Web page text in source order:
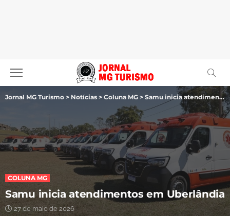
Jornal MG Turismo > Notícias > Coluna MG > Samu inicia atendimentos em Uberlândia
COLUNA MG
Samu inicia atendimentos em Uberlândia
27 de maio de 2026